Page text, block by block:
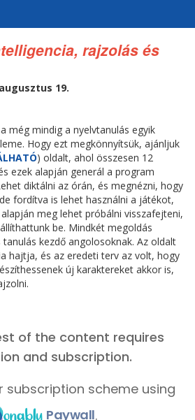
rajzolás és
19.
még mindig a nyelvtanulás egyik
Hogy ezt megkönnyítsük, ajánljuk
) oldalt, ahol összesen 12
ezek alapján generál a program
diktálni az órán, és megnézni, hogy
fordítva is lehet használni a játékot,
meg lehet próbálni visszafejteni,
be. Mindkét megoldás
kezdő angolosoknak. Az oldalt
hajtja, és az eredeti terv az volt, hogy
új karaktereket akkor is,